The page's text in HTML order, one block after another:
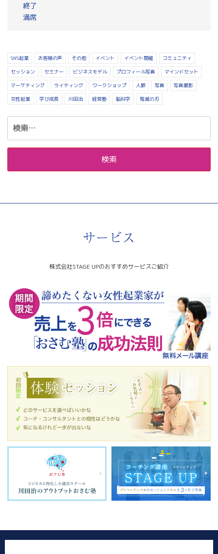
終了
満席
SNS起業 お客様の声 その他 イベント イベント開催
コミュニティ
セッション
セミナー ビジネスモデル プロフィール写真
マインドセット
マーケティング
ライティング ワークショップ 人脈 写真
写真撮影
女性起業
学び成長 川田治 経営塾 脳科学 鬼滅の刃
検
索:
サービス
株式会社STAGE UPのおすすめサービスご紹介